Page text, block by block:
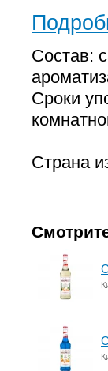
Состав:
Сроки
Страна